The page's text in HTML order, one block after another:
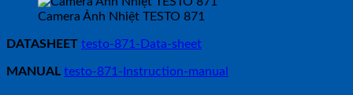
Camera Ảnh Nhiệt TESTO 871
DATASHEET testo-871-Data-sheet
MANUAL testo-871-Instruction-manual